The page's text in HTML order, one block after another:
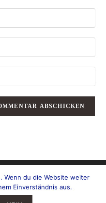
Wenn du die Website weiter
Einverständnis aus.